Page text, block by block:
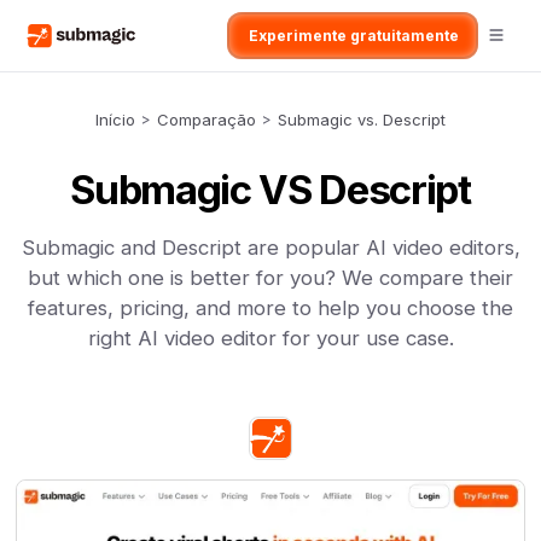
Experimente gratuitamente
Início > Comparação > Submagic vs. Descript
Submagic VS Descript
Submagic and Descript are popular AI video editors,
but which one is better for you? We compare their
features, pricing, and more to help you choose the
right AI video editor for your use case.